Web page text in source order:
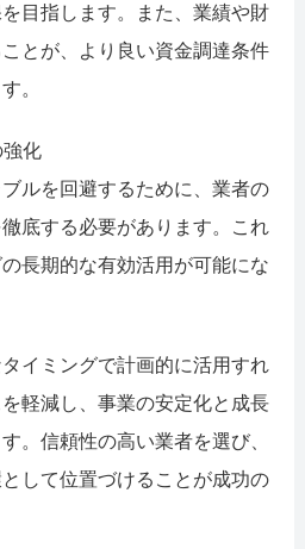
目指します。また、業績や財
とが、より良い資金調達条件
。
化
ルを回避するために、業者の
底する必要があります。これ
長期的な有効活用が可能にな
イミングで計画的に活用すれ
軽減し、事業の安定化と成長
。信頼性の高い業者を選び、
して位置づけることが成功の